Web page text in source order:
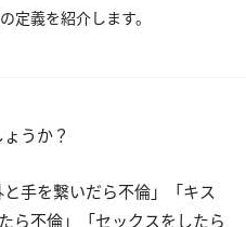
定義を紹介します。
うか？
手を繋いだら不倫」「キス
ら不倫」「セックスをしたら